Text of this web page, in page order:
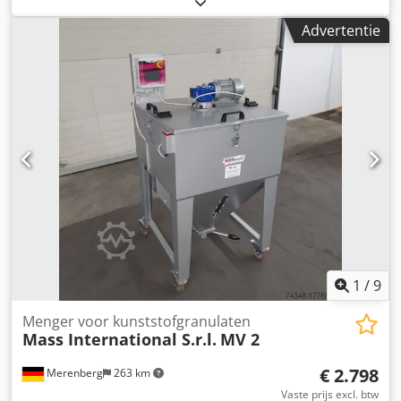
International Hoektransportband NC1 Transportband met
vaste hoek en opvangplaten in het invoergedeelte
Voorbeeld zoals afgebeeld: NC 1 Invoergedeelte 600 mm
Stijggedeelte 1300 mm Nuttige breedte 250 mm
Buitenbreedte 305 mm (zonder motor) Hoogte-uitvoer
verstelbaar van 750 - 1050 mm Vaste hoek tussen invoer-
en stijggedeelte Hellingshoek variabel instelbaar Dwarslat
hoogte 30 mm Afstand tussen dwarslatten 500 mm
Bandsnelheid 3 m/min Mobiel op zwenkbare stopwielen
Optioneel: Andere afmetingen zie standaard leverlijst
Afmetingen op klantspecificatie Dedshm Axgopfx Adreck
FDA-conforme band Aangepaste bandsnelheid etc.
Advertentie
1 /9
Merenberg 263 km
Menger voor kunststofgranulaten
Mass International S.r.l. MV 2
€ 2.798
Vaste prijs excl. btw